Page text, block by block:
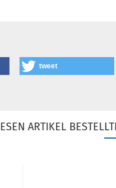
tweet
ARTIKEL